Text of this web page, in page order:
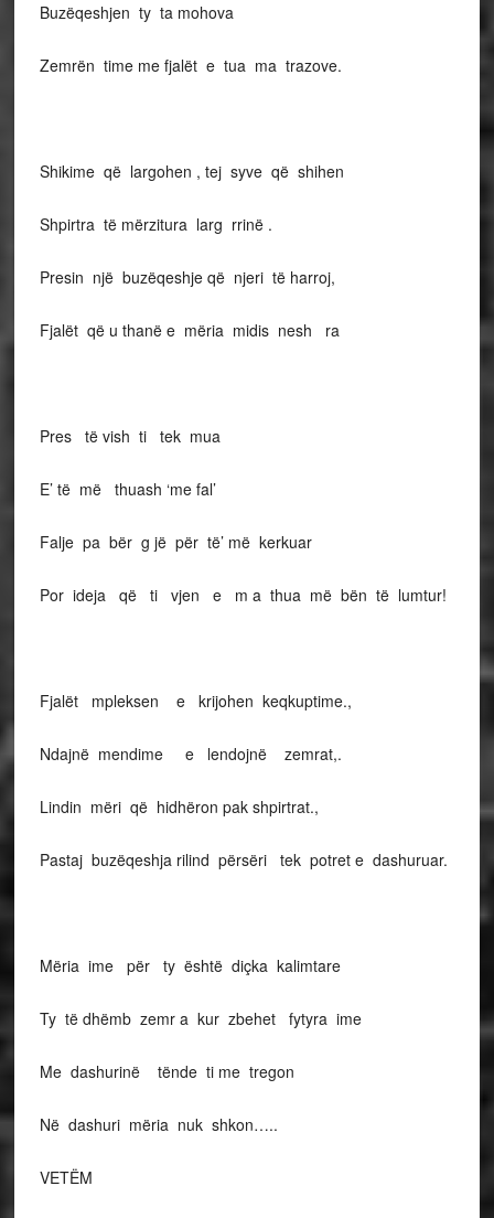
Buzëqeshjen ty ta mohova
Zemrën time me fjalët e tua ma trazove.
Shikime që largohen , tej syve që shihen
Shpirtra të mërzitura larg rrinë .
Presin një buzëqeshje që njeri të harroj,
Fjalët që u thanë e mëria midis nesh ra
Pres të vish ti tek mua
E’ të më thuash ‘me fal’
Falje pa bër g jë për të’ më kerkuar
Por ideja që ti vjen e m a thua më bën të lumtur!
Fjalët mpleksen e krijohen keqkuptime.,
Ndajnë mendime e lendojnë zemrat,.
Lindin mëri që hidhëron pak shpirtrat.,
Pastaj buzëqeshja rilind përsëri tek potret e dashuruar.
Mëria ime për ty është diçka kalimtare
Ty të dhëmb zemr a kur zbehet fytyra ime
Me dashurinë tënde ti me tregon
Në dashuri mëria nuk shkon…..
VETËM